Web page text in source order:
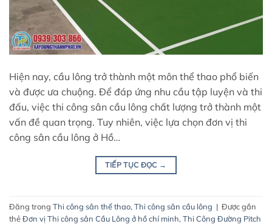
Hiện nay, cầu lông trở thành một môn thể thao phổ biến
và được ưa chuộng. Để đáp ứng nhu cầu tập luyện và thi
đấu, việc thi công sân cầu lông chất lượng trở thành một
vấn đề quan trọng. Tuy nhiên, việc lựa chọn đơn vị thi
công sân cầu lông ở Hồ…
TIẾP TỤC ĐỌC →
Đăng trong Thi công sân thể thao, Thi công sân cầu lông | Được gắn
thẻĐơn vị Thi công sân Cầu Lông ở hồ chí minh, Thi Công Đường Pitch